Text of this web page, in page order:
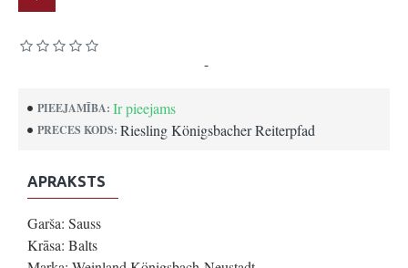
PIEEJAMĪBA: Ir pieejams
PRECES KODS: Riesling Königsbacher Reiterpfad
-
APRAKSTS
Garša: Sauss
Krāsa: Balts